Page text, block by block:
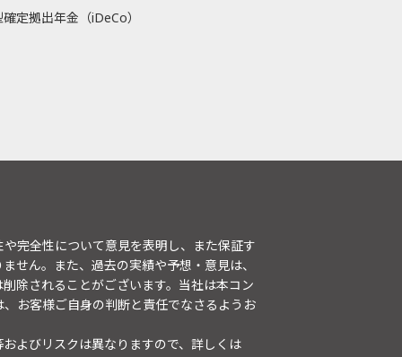
定拠出年金（iDeCo）
完全性について意見を表明し、また保証す
せん。また、過去の実績や予想・意見は、
除されることがございます。当社は本コン
お客様ご自身の判断と責任でなさるようお
よびリスクは異なりますので、詳しくは